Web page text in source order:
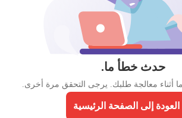
حدث خطأ ما.
أثناء معالجة طلبك. يرجى التحقق مرة أخرى.
العودة إلى الصفحة الرئيسية